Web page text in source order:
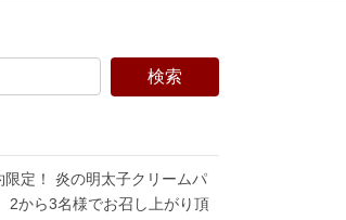
限定！ 炎の明太子クリームパ
ら3名様でお召し上がり頂